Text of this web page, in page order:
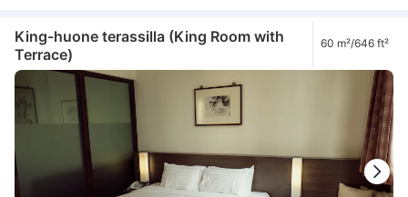
King-huone terassilla (King Room with
Terrace)
60 m²/646 ft²